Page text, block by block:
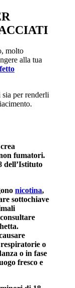
molto
alla tua
per renderli
fumatori.
dell’Istituto
nicotina,
sottochiave
o
o in fase
fresco e